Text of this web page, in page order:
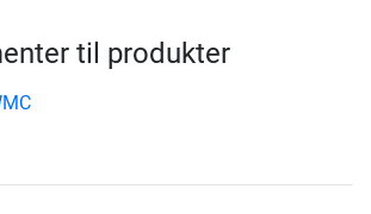
til produkter